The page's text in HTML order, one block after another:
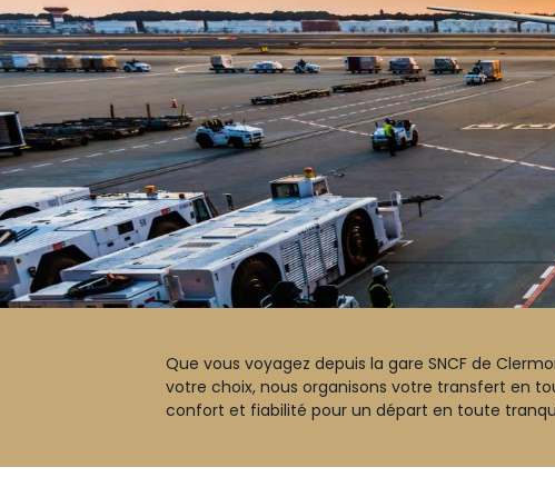
Que vous voyagez depuis la gare SNCF de
votre choix, nous organisons votre transfert en
confort et fiabilité pour un départ en toute